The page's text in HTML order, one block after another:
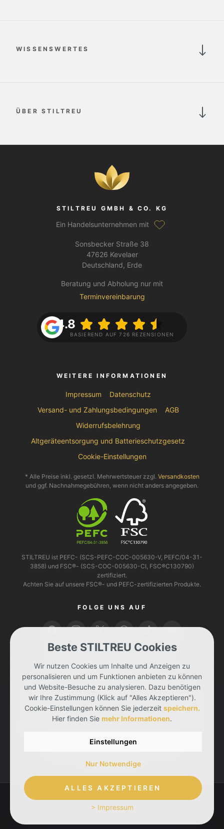
WISSENSWERTES
ÜBER STILTREU
STILTREU GMBH & CO. KG
Ein Handelsunternehmen mit
Sonsbecker Straße 38
47626 Kevelaer
Deutschland, Erde
Beratung und Abholung nur mit
Terminvereinbarung
4.8
BASIEREND AUF 726 REZENSIONEN
WEITERE INFORMATIONEN
Impressum
Datenschutz
Versand- und Zahlungsbedingungen
AGB
Widerrufsbelehrung
Altgeräteentsorgung und Batterieschutzgesetz
Cookie-Einstellungen
* Alle Preise inkl. gesetzl. Mehrwertsteuer zzgl. Versandkosten
und ggf. Nachnahmegebühren, wenn nicht anders angegeben.
STILTREU ist PEFC- (SCS-PEFC-COC-005630-V, PEFC/04-31-
3858) und FSC®- (SCS-COC-005630-CI, FSC®C130790)
zertifiziert.
Achten Sie auf unsere FSC®- und PEFC-zertifizierten Produkte.
FOLGE UNS AUF
Beste STILTREU Cookies
Wir nutzen Cookies um Inhalte und Anzeigen zu
personalisieren und um Funktionen anbieten zu können
und Website-Besuche zu analysieren. Dazu benötigen
wir Ihre Zustimmung (Klick auf "Alles Akzeptieren").
Cookie-Einstellungen können Sie jederzeit speichern.
Hier finden Sie mehr Informationen.
Einstellungen
Nur Notwendige
ALLES AKZEPTIEREN
> Impressum